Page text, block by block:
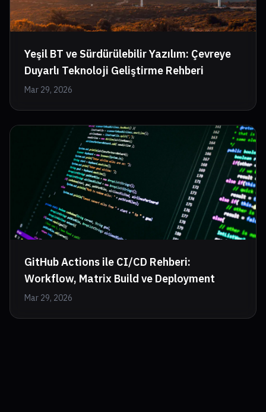
Yeşil BT ve Sürdürülebilir Yazılım: Çevreye
Duyarlı Teknoloji Geliştirme Rehberi
Mar 29, 2026
GitHub Actions ile CI/CD Rehberi:
Workflow, Matrix Build ve Deployment
Mar 29, 2026